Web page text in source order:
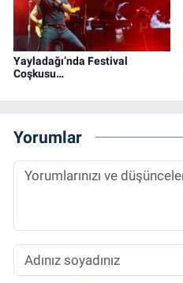
Yayladağı’nda Festival
Coşkusu…
Yorumlar